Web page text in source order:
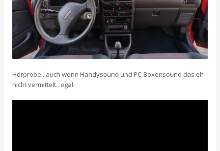
Hörprobe.. auch wenn Handysound und PC-Boxensound das eh
nicht vermittelt.. egal.